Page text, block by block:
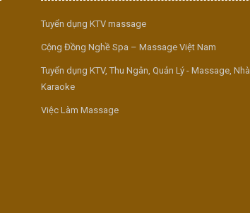
Tuyển dụng KTV massage
Cộng Đồng Nghề Spa – Massage Việt Nam
Tuyển dụng KTV, Thu Ngân, Quản Lý - Massage,
Karaoke
Việc Làm Massage